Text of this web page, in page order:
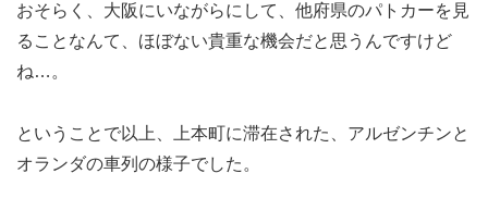
おそらく、大阪にいながらにして、他府県のパトカーを見
ることなんて、ほぼない貴重な機会だと思うんですけど
ね…。
ということで以上、上本町に滞在された、アルゼンチンと
オランダの車列の様子でした。